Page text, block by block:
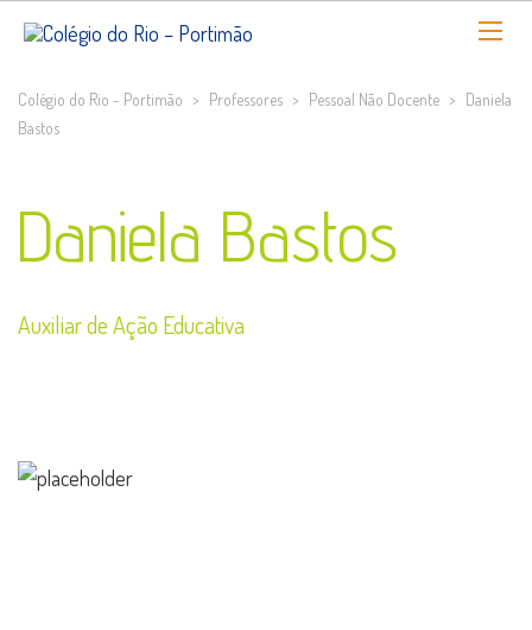
Colégio do Rio - Portimão > Professores > Pessoal Não Docente > Daniela
Bastos
Daniela Bastos
Auxiliar de Ação Educativa